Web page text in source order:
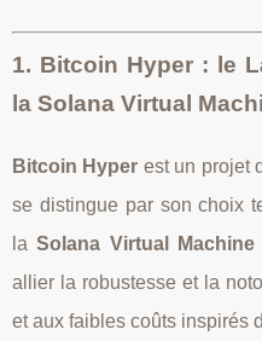
1. Bitcoin Hyper : le
la Solana Virtual
Bitcoin Hyper est un projet
se distingue par son choix
laSolana Virtual Machine
allier la robustesse et la
et aux faibles coûts inspirés